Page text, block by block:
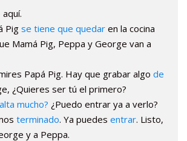
Pig se tiene que quedar en la cocina
Mamá Pig, Peppa y George van a
Papá Pig. Hay que grabar algo de
¿Quieres ser tú el primero?
mucho? ¿Puedo entrar ya a verlo?
terminado. Ya puedes entrar. Listo,
y a Peppa.